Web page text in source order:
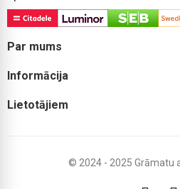
Par mums
Informācija
Lietotājiem
© 2024 - 2025 Grāmatu